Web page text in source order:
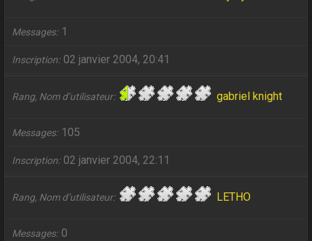
Messages 1
Inscription 02 janvier 2004, 20:41
Rang, Nom d’utilisateur gabriel knight
Messages 105
Inscription 02 janvier 2004, 22:11
Rang, Nom d’utilisateur LETHO
Messages 0